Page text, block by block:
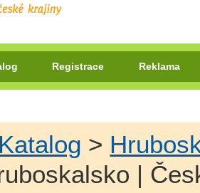
Registrace Reklama
Katalog >
|